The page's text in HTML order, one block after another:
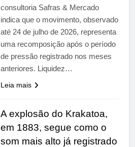
consultoria Safras & Mercado
indica que o movimento, observado
até 24 de julho de 2026, representa
uma recomposição após o período
de pressão registrado nos meses
anteriores. Liquidez…
Leia mais
A explosão do Krakatoa,
em 1883, segue como o
som mais alto já registrado